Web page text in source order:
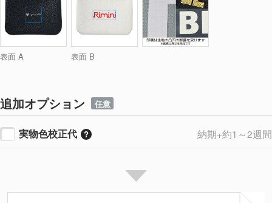
表面 A 表面 B
追加オプション 任意
実物色校正代 納期+約1～2週間